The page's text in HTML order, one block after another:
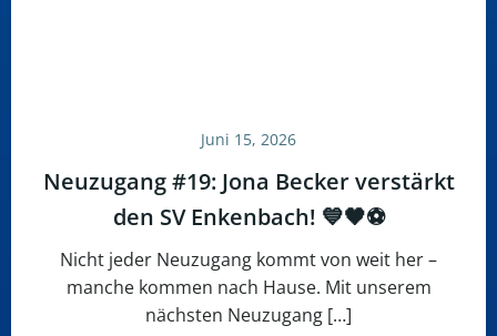
Juni 15, 2026
Neuzugang #19: Jona Becker verstärkt
den SV Enkenbach! 💙🖤⚽
Nicht jeder Neuzugang kommt von weit her –
manche kommen nach Hause. Mit unserem
nächsten Neuzugang […]